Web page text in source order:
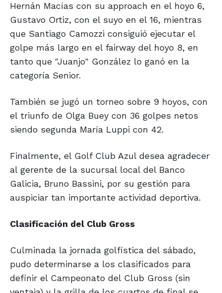
Hernán Macías con su approach en el hoyo 6,
Gustavo Ortiz, con el suyo en el 16, mientras
que Santiago Camozzi consiguió ejecutar el
golpe más largo en el fairway del hoyo 8, en
tanto que "Juanjo" González lo ganó en la
categoría Senior.
También se jugó un torneo sobre 9 hoyos, con
el triunfo de Olga Buey con 36 golpes netos
siendo segunda María Luppi con 42.
Finalmente, el Golf Club Azul desea agradecer
al gerente de la sucursal local del Banco
Galicia, Bruno Bassini, por su gestión para
auspiciar tan importante actividad deportiva.
Clasificación del Club Gross
Culminada la jornada golfística del sábado,
pudo determinarse a los clasificados para
definir el Campeonato del Club Gross (sin